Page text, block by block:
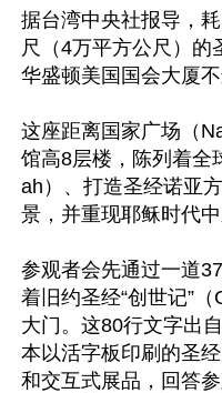
据台湾中央社报导，
尺（4万平方公尺）的
华盛顿美国国会大厦不
这座距离国家广场（
馆高8层楼，陈列着全
ah）、打造圣经诺亚
景，并重现耶稣时代中
参观者会先通过一道
着旧约圣经“创世记”
大门。这80行文字出
本以活字板印刷的圣
和交互式展品，回答